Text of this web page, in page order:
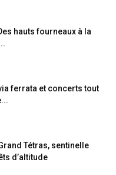
hauts fourneaux à la
ferrata et concerts tout
Tétras, sentinelle
d’altitude